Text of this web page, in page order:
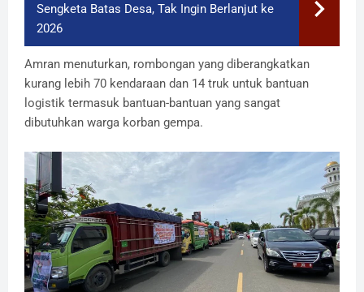
Sengketa Batas Desa, Tak Ingin Berlanjut ke
2026
Amran menuturkan, rombongan yang diberangkatkan
kurang lebih 70 kendaraan dan 14 truk untuk bantuan
logistik termasuk bantuan-bantuan yang sangat
dibutuhkan warga korban gempa.